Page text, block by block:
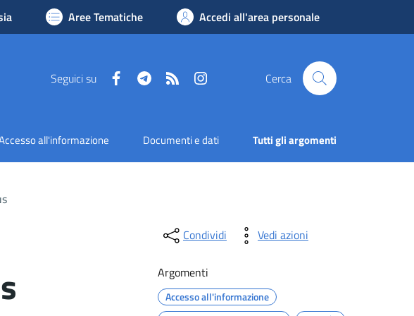
Aree Tematiche Accedi all'area personale
Seguici su FacebookTelegramRSS Cerca
all'informazione Documenti e dati Tutti gli argomenti
Condividi Vedi azioni
Argomenti
Accesso all'informazione